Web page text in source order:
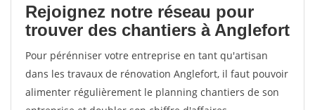
Rejoignez notre réseau pour
trouver des chantiers à Anglefort
Pour pérénniser votre entreprise en tant qu'artisan
dans les travaux de rénovation Anglefort, il faut pouvoir
alimenter régulièrement le planning chantiers de son